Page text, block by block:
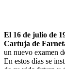
El 16 de julio de
Cartuja de
un nuevo examen
En estos días se